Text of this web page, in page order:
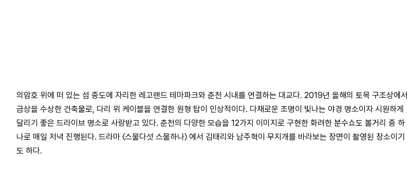
의암호 위에 떠 있는 섬 중도에 자리한 레고랜드 테마파크와 춘천 시내를 연결하는 대교다. 2019년 올해의 토목 구조상에서
금상을 수상한 건축물로, 다리 위 케이블을 연결한 원형 탑이 인상적이다. 다채로운 조명이 빛나는 야경 명소이자 시원하게
달리기 좋은 드라이브 명소로 사랑받고 있다. 춘천의 다양한 모습을 12가지 이미지로 구현한 화려한 분수쇼도 볼거리 중 하
나로 매일 저녁 진행된다. 드라마 〈스물다섯 스물하나〉 에서 김태리와 남주혁이 무지개를 바라보는 장면이 촬영된 장소이기
도 하다.